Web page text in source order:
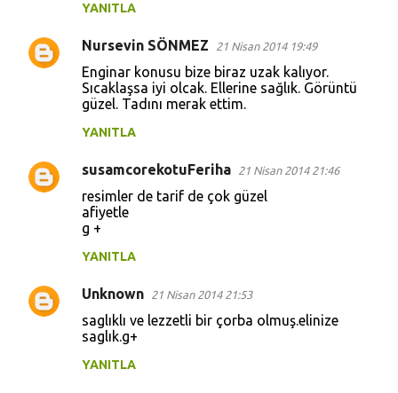
YANITLA
Nursevin SÖNMEZ 21 Nisan 2014 19:49
Enginar konusu bize biraz uzak kalıyor.
Sıcaklaşsa iyi olcak. Ellerine sağlık. Görüntü
güzel. Tadını merak ettim.
YANITLA
susamcorekotuFeriha 21 Nisan 2014 21:46
resimler de tarif de çok güzel
afiyetle
g +
YANITLA
Unknown 21 Nisan 2014 21:53
saglıklı ve lezzetli bir çorba olmuş.elinize
saglık.g+
YANITLA